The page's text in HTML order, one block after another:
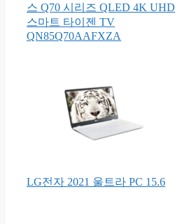
스 Q70 시리즈 QLED 4K UHD
스마트 타이젠 TV
QN85Q70AAFXZA
LG전자 2021 울트라 PC 15.6